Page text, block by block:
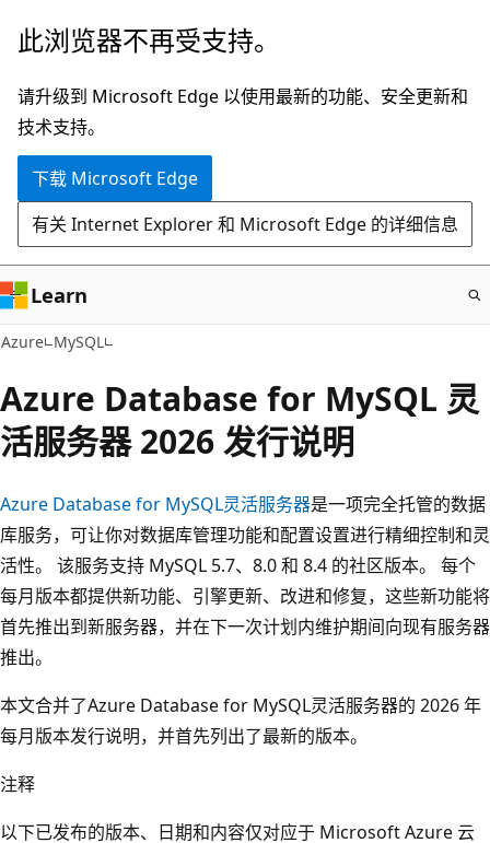
跳
主
要
内
此浏览器不再受支持。
请升级到 Microsoft Edge 以使用最新的功能、安全更新和
技术支持。
下载 Microsoft Edge
有关 Internet Explorer 和 Microsoft Edge 的详细信息
Learn
Azure MySQL
Azure Database for MySQL 灵
活服务器 2026 发行说明
Azure Database for MySQL灵活服务器是一项完全托管的数据
库服务，可让你对数据库管理功能和配置设置进行精细控制和灵
活性。 该服务支持 MySQL 5.7、8.0 和 8.4 的社区版本。 每个
每月版本都提供新功能、引擎更新、改进和修复，这些新功能将
首先推出到新服务器，并在下一次计划内维护期间向现有服务器
推出。
本文合并了Azure Database for MySQL灵活服务器的 2026 年
每月版本发行说明，并首先列出了最新的版本。
注释
以下已发布的版本、日期和内容仅对应于 Microsoft Azure 云